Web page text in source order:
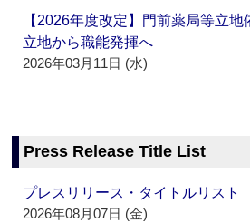
【2026年度改定】門前薬局等立
立地から職能発揮へ
2026年03月11日 (水)
Press Release Title List
プレスリリース・タイトルリス
2026年08月07日 (金)